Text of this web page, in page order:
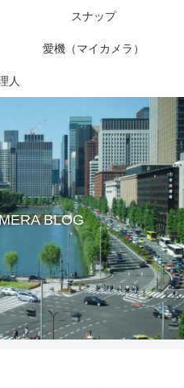
BLOG
スナップ
愛機（マイカメラ）
人